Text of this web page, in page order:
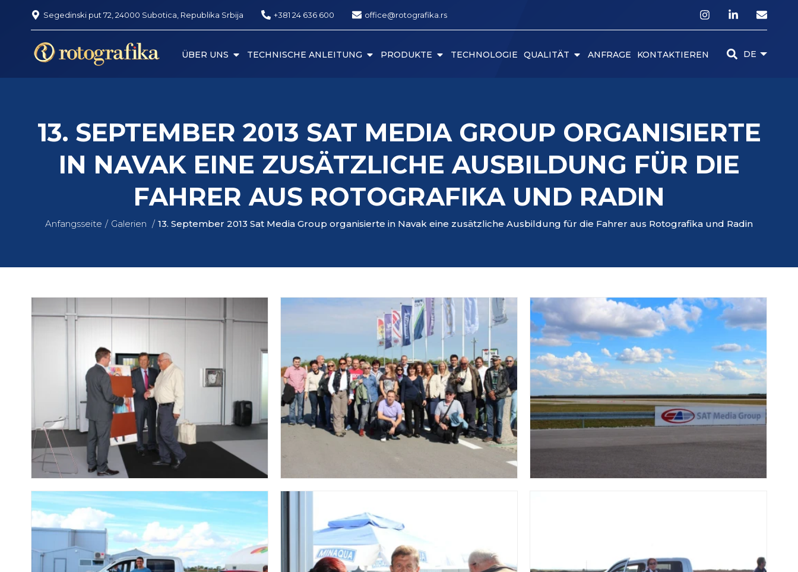
Segedinski put 72, 24000 Subotica, Republika Srbija +381 24 636 600 office@rotografika.rs
ÜBER UNS TECHNISCHE ANLEITUNG PRODUKTE TECHNOLOGIE QUALITÄT ANFRAGE KONTAKTIEREN DE
13. SEPTEMBER 2013 SAT MEDIA GROUP ORGANISIERTE
IN NAVAK EINE ZUSÄTZLICHE AUSBILDUNG FÜR DIE
FAHRER AUS ROTOGRAFIKA UND RADIN
Anfangsseite Galerien 13. September 2013 Sat Media Group organisierte in Navak eine zusätzliche Ausbildung für die Fahrer aus Rotografika und Radin